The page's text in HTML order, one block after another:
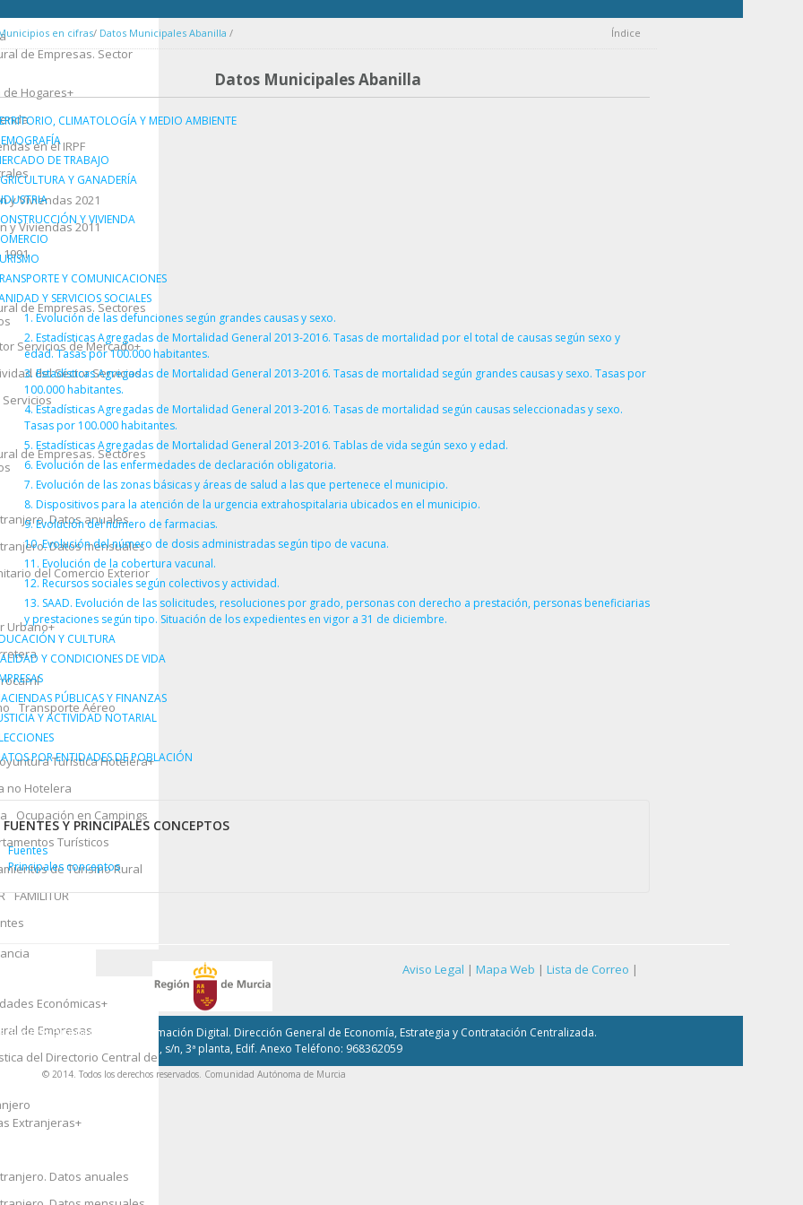
Laborales
2011
la Propiedad
Autonómicas
y Archivos
Fomento y
+
los Hogares
y Medio
+
+
de Empresas. Sector
de Hogares
en el IRPF
y Viviendas 2021
y Viviendas 2011
1991
+
de Empresas. Sectores
Servicios de Mercado
del Sector Servicios
Servicios
+
de Empresas. Sectores
Datos anuales
Datos mensuales
del Comercio Exterior
Urbano
Transporte Aéreo
+
Turística Hotelera
no Hotelera
Ocupación en Campings
Turísticos
de Turismo Rural
FAMILITUR
+
Económicas
de Empresas
del Directorio Central de
+
Extranjeras
Datos anuales
+
en cifras/ Datos Municipales Abanilla / Índice
Datos Municipales Abanilla
CLIMATOLOGÍA Y MEDIO AMBIENTE
DE TRABAJO
Y GANADERÍA
Y VIVIENDA
Y COMUNICACIONES
Y SERVICIOS SOCIALES
1. Evolución de las defunciones según grandes causas y sexo.
2. Estadísticas Agregadas de Mortalidad General 2013-2016. Tasas de mortalidad por el total de causas según sexo y
edad. Tasas por 100.000 habitantes.
3. Estadísticas Agregadas de Mortalidad General 2013-2016. Tasas de mortalidad según grandes causas y sexo. Tasas por
100.000 habitantes.
4. Estadísticas Agregadas de Mortalidad General 2013-2016. Tasas de mortalidad según causas seleccionadas y sexo.
Tasas por 100.000 habitantes.
5. Estadísticas Agregadas de Mortalidad General 2013-2016. Tablas de vida según sexo y edad.
6. Evolución de las enfermedades de declaración obligatoria.
7. Evolución de las zonas básicas y áreas de salud a las que pertenece el municipio.
8. Dispositivos para la atención de la urgencia extrahospitalaria ubicados en el municipio.
9. Evolución del número de farmacias.
10. Evolución del número de dosis administradas según tipo de vacuna.
11. Evolución de la cobertura vacunal.
12. Recursos sociales según colectivos y actividad.
13. SAAD. Evolución de las solicitudes, resoluciones por grado, personas con derecho a prestación, personas beneficiarias
y prestaciones según tipo. Situación de los expedientes en vigor a 31 de diciembre.
Y CULTURA
Y CONDICIONES DE VIDA
PÚBLICAS Y FINANZAS
Y ACTIVIDAD NOTARIAL
POR ENTIDADES DE POBLACIÓN
FUENTES Y PRINCIPALES CONCEPTOS
Fuentes
Principales conceptos
Aviso Legal | Mapa Web | Lista de Correo |
Fondos Europeos y Transformación Digital. Dirección General de Economía, Estrategia y Contratación Centralizada.
Avda. Teniente Flomesta, s/n, 3ª planta, Edif. Anexo Teléfono: 968362059
© 2014. Todos los derechos reservados. Comunidad Autónoma de Murcia